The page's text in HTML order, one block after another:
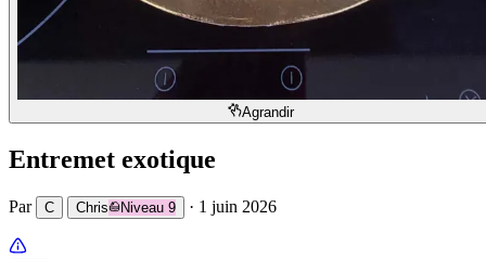
Agrandir
Entremet exotique
Par C Chris Niveau 9 · 1 juin 2026